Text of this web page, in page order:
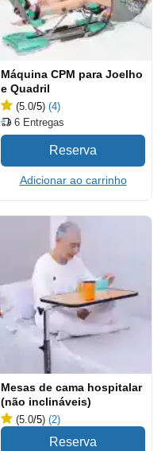
Máquina CPM para Joelho
e Quadril
(5.0/5) (4)
6 Entregas
Adicionar ao carrinho
Mesas de cama hospitalar
(não inclináveis)
(5.0/5) (2)